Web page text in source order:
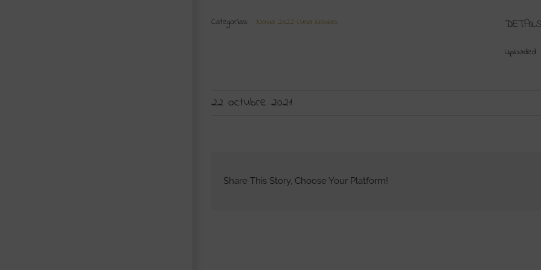
Categorías: Novia 2022 Luna Novias
Uploaded
22 octubre 2021
Share This Story, Choose Your Platform!